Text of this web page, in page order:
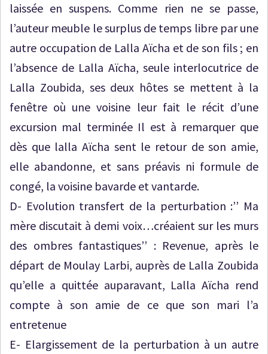
laissée en suspens. Comme rien ne se passe,
l’auteur meuble le surplus de temps libre par une
autre occupation de Lalla Aïcha et de son fils ; en
l’absence de Lalla Aïcha, seule interlocutrice de
Lalla Zoubida, ses deux hôtes se mettent à la
fenêtre où une voisine leur fait le récit d’une
excursion mal terminée Il est à remarquer que
dès que lalla Aïcha sent le retour de son amie,
elle abandonne, et sans préavis ni formule de
congé, la voisine bavarde et vantarde.
D- Evolution transfert de la perturbation :’’ Ma
mère discutait à demi voix…créaient sur les murs
des ombres fantastiques’’ : Revenue, après le
départ de Moulay Larbi, auprès de Lalla Zoubida
qu’elle a quittée auparavant, Lalla Aïcha rend
compte à son amie de ce que son mari l’a
entretenue
E- Elargissement de la perturbation à un autre